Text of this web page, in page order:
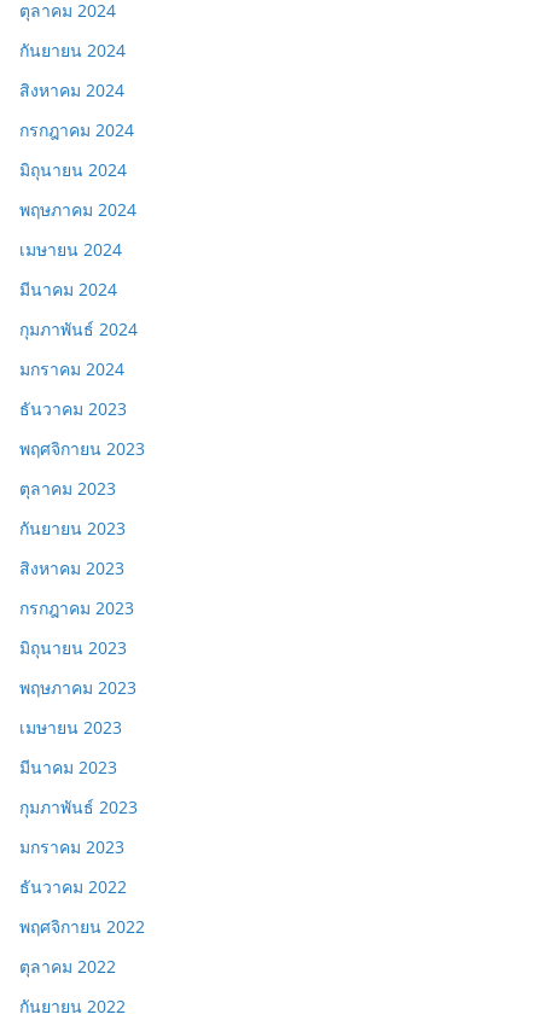
ตุลาคม 2024
กันยายน 2024
สิงหาคม 2024
กรกฎาคม 2024
มิถุนายน 2024
พฤษภาคม 2024
เมษายน 2024
มีนาคม 2024
กุมภาพันธ์ 2024
มกราคม 2024
ธันวาคม 2023
พฤศจิกายน 2023
ตุลาคม 2023
กันยายน 2023
สิงหาคม 2023
กรกฎาคม 2023
มิถุนายน 2023
พฤษภาคม 2023
เมษายน 2023
มีนาคม 2023
กุมภาพันธ์ 2023
มกราคม 2023
ธันวาคม 2022
พฤศจิกายน 2022
ตุลาคม 2022
กันยายน 2022